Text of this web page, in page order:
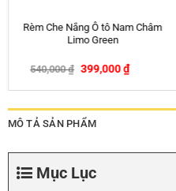
Giá đỡ điện thoại trên ô tô kẹp
cửa gió
130,000₫
MÔ TẢ SẢN PHẨM
Mục Lục